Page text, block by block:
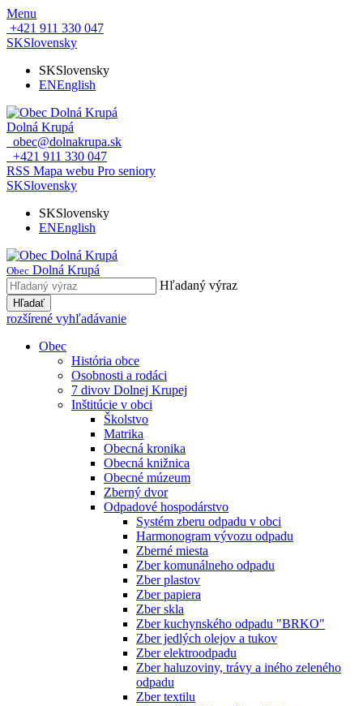
Menu
+421 911 330 047
SKSlovensky
SKSlovensky
ENEnglish
Dolná Krupá
obec@dolnakrupa.sk
+421 911 330 047
RSS Mapa webu Pro seniory
SKSlovensky
SKSlovensky
ENEnglish
Obec Dolná Krupá
Hľadaný výraz
Hľadať
rozšírené vyhľadávanie
Obec
História obce
Osobnosti a rodáci
7 divov Dolnej Krupej
Inštitúcie v obci
Školstvo
Matrika
Obecná kronika
Obecná knižnica
Obecné múzeum
Zberný dvor
Odpadové hospodárstvo
Systém zberu odpadu v obci
Harmonogram vývozu odpadu
Zberné miesta
Zber komunálneho odpadu
Zber plastov
Zber papiera
Zber skla
Zber kuchynského odpadu "BRKO"
Zber jedlých olejov a tukov
Zber elektroodpadu
Zber haluzoviny, trávy a iného zeleného
odpadu
Zber textilu